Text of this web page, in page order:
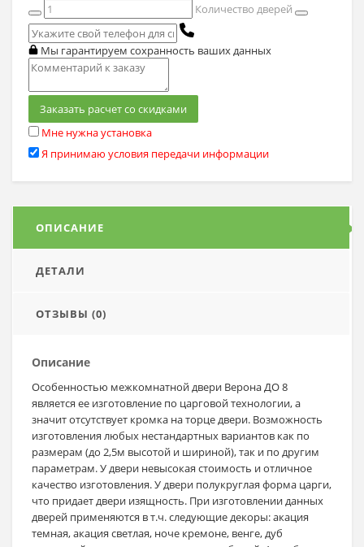
Количество дверей
Мы гарантируем сохранность ваших данных
Заказать расчет со скидками
Мне нужна установка
Я принимаю условия передачи информации
ОПИСАНИЕ
ДЕТАЛИ
ОТЗЫВЫ (0)
Описание
Особенностью межкомнатной двери Верона ДО 8
является ее изготовление по царговой технологии, а
значит отсутствует кромка на торце двери. Возможность
изготовления любых нестандартных вариантов как по
размерам (до 2,5м высотой и шириной), так и по другим
параметрам. У двери невысокая стоимость и отличное
качество изготовления. У двери полукруглая форма царги,
что придает двери изящность. При изготовлении данных
дверей применяются в т.ч. следующие декоры: акация
темная, акация светлая, ноче кремоне, венге, дуб